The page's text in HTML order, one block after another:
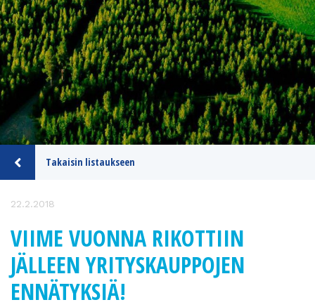
Takaisin listaukseen
22.2.2018
VIIME VUONNA RIKOTTIIN
JÄLLEEN YRITYSKAUPPOJEN
ENNÄTYKSIÄ!